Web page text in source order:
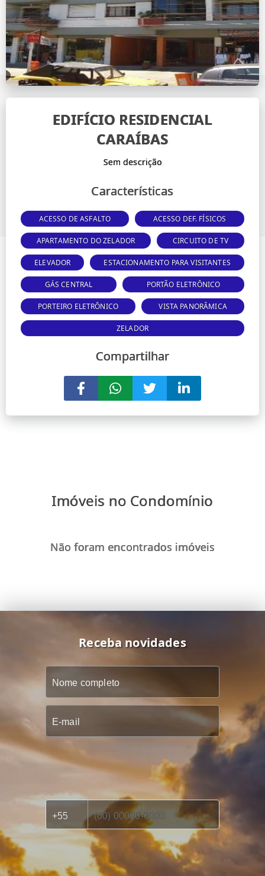
EDIFÍCIO RESIDENCIAL
CARAÍBAS
Sem descrição
Características
ACESSO DE ASFALTO ACESSO DEF. FÍSICOS
APARTAMENTO DO ZELADOR CIRCUITO DE TV
ELEVADOR ESTACIONAMENTO PARA VISITANTES
GÁS CENTRAL PORTÃO ELETRÔNICO
PORTEIRO ELETRÔNICO VISTA PANORÂMICA
ZELADOR
Compartilhar
Imóveis no Condomínio
Não foram encontrados imóveis
Receba novidades